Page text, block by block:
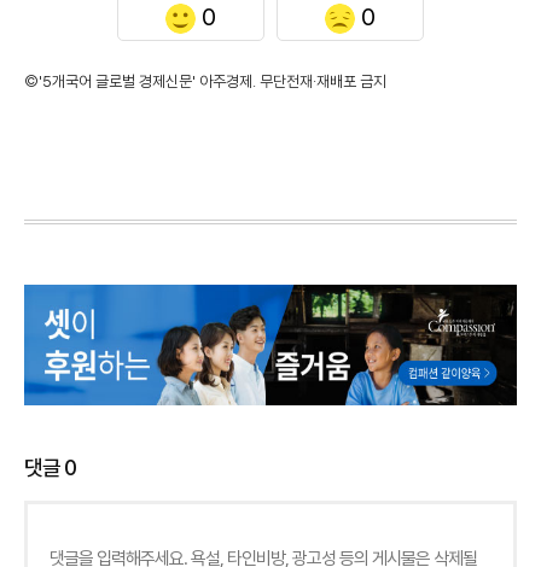
0 0
©'5개국어 글로벌 경제신문' 아주경제. 무단전재·재배포 금지
댓글0